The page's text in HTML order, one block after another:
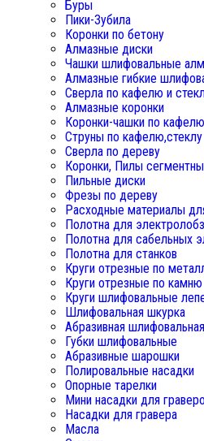
Буры
Пики-Зубила
Коронки по бетону
Алмазные диски
Чашки шлифовальные
Алмазные гибкие
Сверла по кафелю и
Алмазные коронки
Коронки-чашки по кафелю
Струны по кафелю,стеклу
Сверла по дереву
Коронки, Пилы
Пильные диски
Фрезы по дереву
Расходные материалы
Полотна для
Полотна для сабельных
Полотна для станков
Круги отрезные по
Круги отрезные по камню
Круги шлифовальные
Шлифовальная шкурка
Абразивная
Губки шлифовальные
Абразивные шарошки
Полировальные насадки
Опорные тарелки
Мини насадки для
Насадки для гравера
Масла